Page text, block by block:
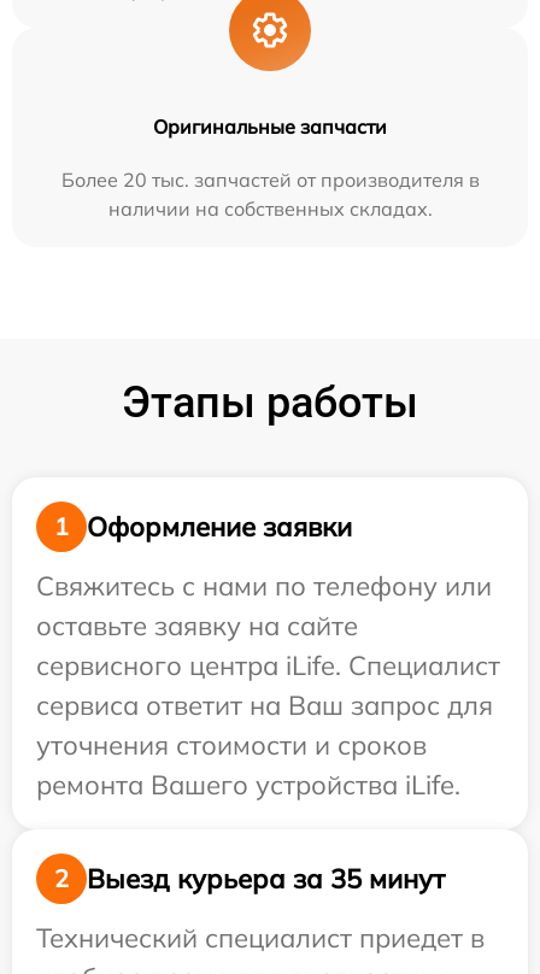
Оригинальные запчасти
Более 20 тыс. запчастей от производителя в
наличии на собственных складах.
Этапы работы
1
Оформление заявки
Свяжитесь с нами по телефону или
оставьте заявку на сайте
сервисного центра iLife. Специалист
сервиса ответит на Ваш запрос для
уточнения стоимости и сроков
ремонта Вашего устройства iLife.
2
Выезд курьера за 35 минут
Технический специалист приедет в